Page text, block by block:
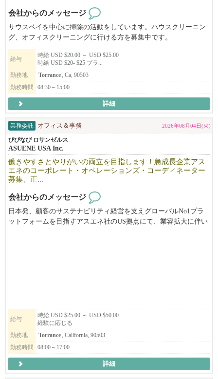
会社からのメッセージ
サウスベイを中心に掃除の活動をしています。ハウスクリーニン
グ、オフィスクリーニングに行ける方を募集中です。
平日の日中はもちろん、週末のお掃除や夕方以降のお掃除もござ
います。
未経験の方も大丈夫です。コツコツ真面目に取り組むことができ
る方。時間に遅れず来れる方。
少しでも気になった方はご連絡ください。
サンディエゴエリアでも２号店をオープン致しました。
ちょっとした時間で午前中もしくは午後に２−３時間、週1日から
でもOK. 朝か午後の短時間を有効活用！ tipが１件あたり$20-$40
あります。
給与
時給 USD $20.00 ～ USD $25.00
時給 USD $20- $25 プラ...
勤務地
Torrance, Ca, 90503
勤務時間
08:30～15:00
詳細
業務委託 オフィス＆事務 2026年08月04日(火)
びびなび ロサンゼルス
ASUENE USA Inc.
働きやすさとやりがいの両立を目指します！急成長企業アス
エネのコーポレート・オペレーションズ・コーディネーター
募集、正...
会社からのメッセージ
日本発、顧客のサステナビリティ経営を支えグローバルNo1プラ
ットフォームを目指すアスエネ社のUS拠点にて、業容拡大に伴い
給与
時給 USD $25.00 ～ USD $50.00
経験に応じる
勤務地
Torrance , California, 90503
勤務時間
08:00～17:00
詳細